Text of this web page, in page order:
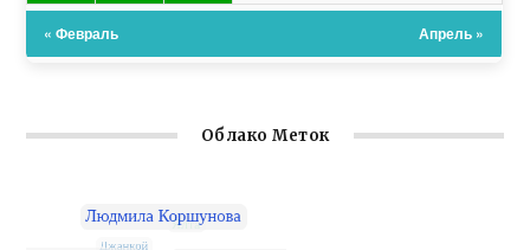
« Февраль Апрель »
Облако Меток